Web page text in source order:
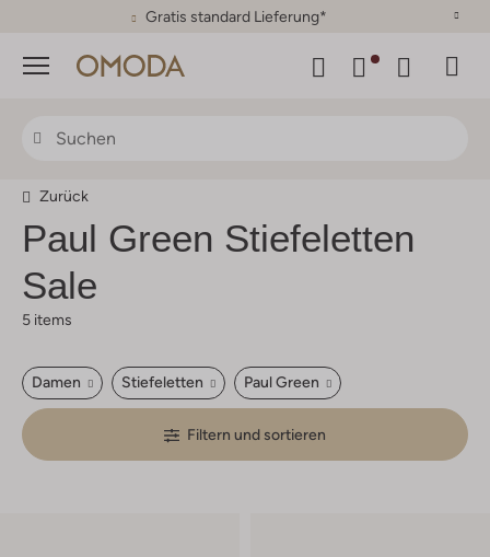
30 Tage Rückgaberecht
Menü
Zurück
Paul Green Stiefeletten
Sale
5 items
Damen Stiefeletten Paul Green
Filtern und sortieren